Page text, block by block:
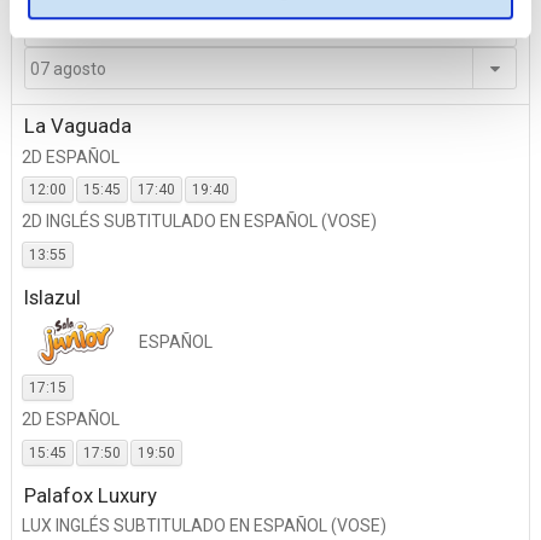
07 agosto
La Vaguada
2D ESPAÑOL
12:00 15:45 17:40 19:40
2D INGLÉS SUBTITULADO EN ESPAÑOL (VOSE)
13:55
Islazul
ESPAÑOL
17:15
2D ESPAÑOL
15:45 17:50 19:50
Palafox Luxury
LUX INGLÉS SUBTITULADO EN ESPAÑOL (VOSE)